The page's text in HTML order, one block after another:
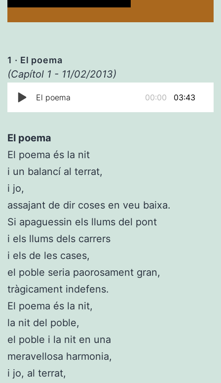
1 · El poema
(Capítol 1 - 11/02/2013)
00:00 03:43
El poema
El poema
El poema és la nit
i un balancí al terrat,
i jo,
assajant de dir coses en veu baixa.
Si apaguessin els llums del pont
i els llums dels carrers
i els de les cases,
el poble seria paorosament gran,
tràgicament indefens.
El poema és la nit,
la nit del poble,
el poble i la nit en una
meravellosa harmonia,
i jo, al terrat,